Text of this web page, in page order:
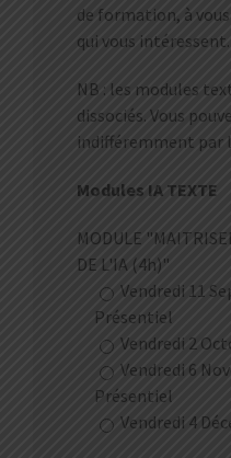
de formation, à
qui vous intéressent.
NB : les modules
dissociés. Vous
indifféremment par
Modules IA TEXTE
MODULE
DE L'IA (4h)"
Vendredi 11
Présentiel
Vendredi 2
Vendredi 6
Présentiel
Vendredi 4